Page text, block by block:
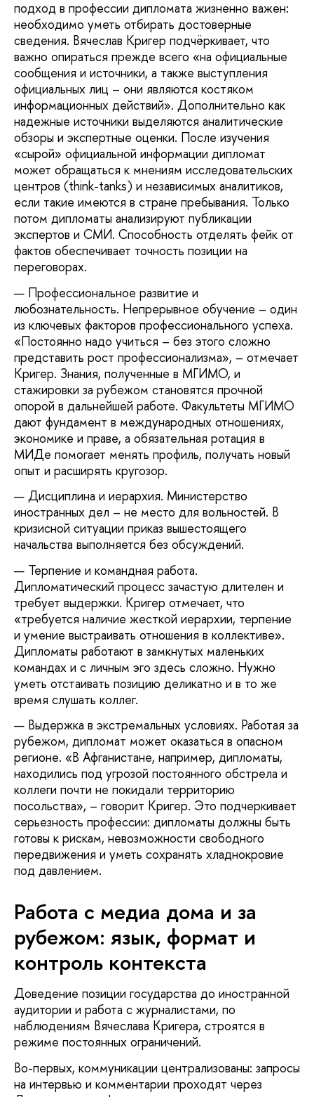
подход в профессии дипломата жизненно важен:
необходимо уметь отбирать достоверные
сведения. Вячеслав Кригер подчёркивает, что
важно опираться прежде всего «на официальные
сообщения и источники, а также выступления
официальных лиц – они являются костяком
информационных действий». Дополнительно как
надежные источники выделяются аналитические
обзоры и экспертные оценки. После изучения
«сырой» официальной информации дипломат
может обращаться к мнениям исследовательских
центров (think-tanks) и независимых аналитиков,
если такие имеются в стране пребывания. Только
потом дипломаты анализируют публикации
экспертов и СМИ. Способность отделять фейк от
фактов обеспечивает точность позиции на
переговорах.
Профессиональное развитие и
любознательность. Непрерывное обучение – один
из ключевых факторов профессионального успеха.
«Постоянно надо учиться – без этого сложно
представить рост профессионализма», – отмечает
Кригер. Знания, полученные в МГИМО, и
стажировки за рубежом становятся прочной
опорой в дальнейшей работе. Факультеты МГИМО
дают фундамент в международных отношениях,
экономике и праве, а обязательная ротация в
МИДе помогает менять профиль, получать новый
опыт и расширять кругозор.
Дисциплина и иерархия. Министерство
иностранных дел – не место для вольностей. В
кризисной ситуации приказ вышестоящего
начальства выполняется без обсуждений.
Терпение и командная работа.
Дипломатический процесс зачастую длителен и
требует выдержки. Кригер отмечает, что
«требуется наличие жесткой иерархии, терпение
и умение выстраивать отношения в коллективе».
Дипломаты работают в замкнутых маленьких
командах и с личным эго здесь сложно. Нужно
уметь отстаивать позицию деликатно и в то же
время слушать коллег.
Выдержка в экстремальных условиях. Работая за
рубежом, дипломат может оказаться в опасном
регионе. «В Афганистане, например, дипломаты,
находились под угрозой постоянного обстрела и
коллеги почти не покидали территорию
посольства», – говорит Кригер. Это подчеркивает
серьезность профессии: дипломаты должны быть
готовы к рискам, невозможности свободного
передвижения и уметь сохранять хладнокровие
под давлением.
Работа с медиа дома и за
рубежом: язык, формат и
контроль контекста
Доведение позиции государства до иностранной
аудитории и работа с журналистами, по
наблюдениям Вячеслава Кригера, строятся в
режиме постоянных ограничений.
Во-первых, коммуникации централизованы: запросы
на интервью и комментарии проходят через